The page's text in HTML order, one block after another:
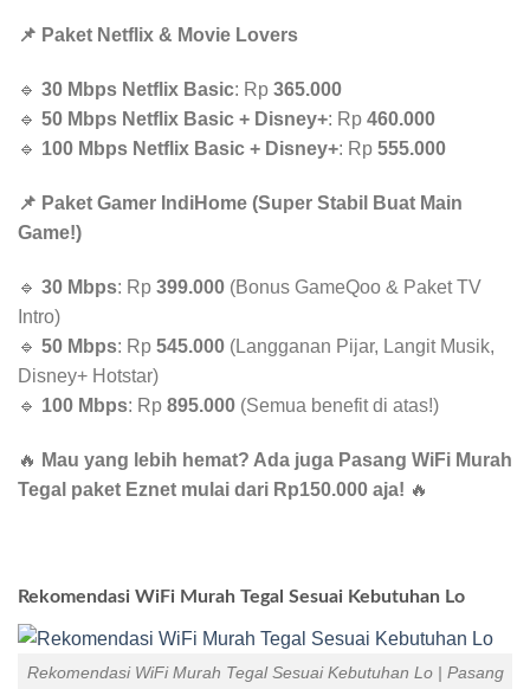
📌 Paket Netflix & Movie Lovers
🔹 30 Mbps Netflix Basic: Rp 365.000
🔹 50 Mbps Netflix Basic + Disney+: Rp 460.000
🔹 100 Mbps Netflix Basic + Disney+: Rp 555.000
📌 Paket Gamer IndiHome (Super Stabil Buat Main
Game!)
🔹 30 Mbps: Rp 399.000 (Bonus GameQoo & Paket TV
Intro)
🔹 50 Mbps: Rp 545.000 (Langganan Pijar, Langit Musik,
Disney+ Hotstar)
🔹 100 Mbps: Rp 895.000 (Semua benefit di atas!)
🔥 Mau yang lebih hemat? Ada juga Pasang WiFi Murah
Tegal paket Eznet mulai dari Rp150.000 aja! 🔥
Rekomendasi WiFi Murah Tegal Sesuai Kebutuhan Lo
Rekomendasi WiFi Murah Tegal Sesuai Kebutuhan Lo | Pasang